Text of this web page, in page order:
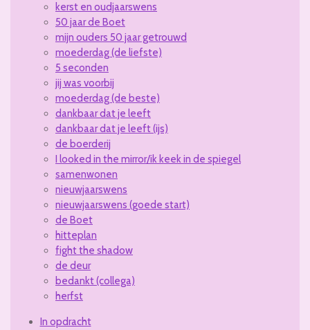
kerst en oudjaarswens
50 jaar de Boet
mijn ouders 50 jaar getrouwd
moederdag (de liefste)
5 seconden
jij was voorbij
moederdag (de beste)
dankbaar dat je leeft
dankbaar dat je leeft (ijs)
de boerderij
I looked in the mirror/ik keek in de spiegel
samenwonen
nieuwjaarswens
nieuwjaarswens (goede start)
de Boet
hitteplan
fight the shadow
de deur
bedankt (collega)
herfst
In opdracht